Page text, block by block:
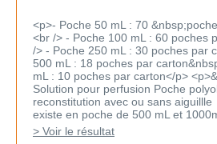
<p>- Poche 50 mL : 70
<br /> - Poche 100 mL : 60 poches
/> - Poche 250 mL : 30 poches par
500 mL : 18 poches par
mL : 10 poches par carton</p>
Solution pour perfusion Poche
reconstitution avec ou sans
existe en poche de 500 mL et
> Voir le résultat